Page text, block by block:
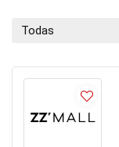
Todas